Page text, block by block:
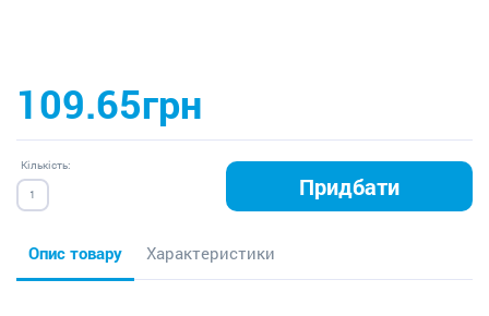
109.65грн
Кількість:
Придбати
Опис товару Характеристики